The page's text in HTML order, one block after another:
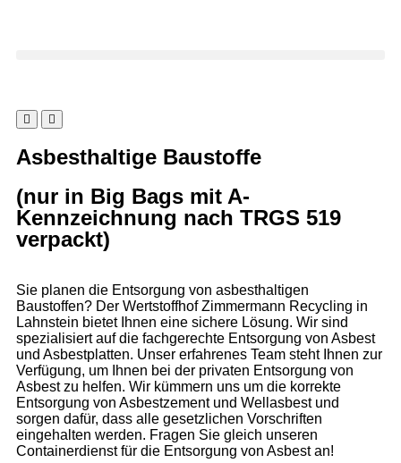
Asbesthaltige Baustoffe
(nur in Big Bags mit A-
Kennzeichnung nach TRGS 519
verpackt)
Sie planen die Entsorgung von asbesthaltigen
Baustoffen? Der Wertstoffhof Zimmermann Recycling in
Lahnstein bietet Ihnen eine sichere Lösung. Wir sind
spezialisiert auf die fachgerechte Entsorgung von Asbest
und Asbestplatten. Unser erfahrenes Team steht Ihnen zur
Verfügung, um Ihnen bei der privaten Entsorgung von
Asbest zu helfen. Wir kümmern uns um die korrekte
Entsorgung von Asbestzement und Wellasbest und
sorgen dafür, dass alle gesetzlichen Vorschriften
eingehalten werden. Fragen Sie gleich unseren
Containerdienst für die Entsorgung von Asbest an!